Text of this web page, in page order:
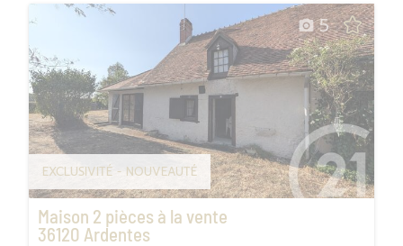
EXCLUSIVITÉ - NOUVEAUTÉ
5
Maison 2 pièces à la vente
36120 Ardentes